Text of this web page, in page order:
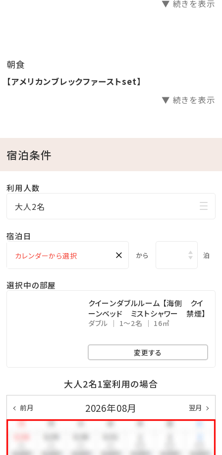
ださい。
【営業時間】 AM7:00～AM10:30（ラストオーダー
大人：2,200円（税込）
□□□□□□□□□□□□□□□□□□□□□
・朝食付き
・人数追加の場合、現地にてお支払い下さいませ。
1階レストランにてソフトドリンク＆スナックをご提供
(ご宿泊者限定 毎日（12：00～18：00）無料ラウンジサ
【お車でお越しのお客様へ】
ホテルより徒歩1分
●D-Park ※青空駐車場
24時間 900円(前払い精算)
▼ 続きを表示
朝食
【アメリカンブレックファーストset】
▼ 続きを表示
宿泊条件
利用人数
大人2名
宿泊日
× から 泊
選択中の部屋
クイーンダブルルーム 【海側 クイ
ーンベッド ミストシャワー 禁煙】
ダブル 1～2名 16㎡
変更する
大人2名1室利用の場合
前月 2026年08月 翌月